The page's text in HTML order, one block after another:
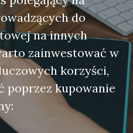
do
na innych
zainwestować w
korzyści,
poprzez kupowanie